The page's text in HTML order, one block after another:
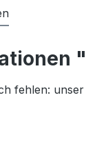
fehlen: